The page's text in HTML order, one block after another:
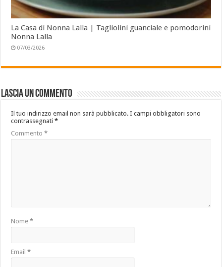
La Casa di Nonna Lalla | Tagliolini guanciale e pomodorini
Nonna Lalla
07/03/2026
Lascia un commento
Il tuo indirizzo email non sarà pubblicato. I campi obbligatori sono
contrassegnati*
Commento*
Nome*
Email*